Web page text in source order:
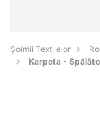
Șoimii Textilelor
Karpeta -